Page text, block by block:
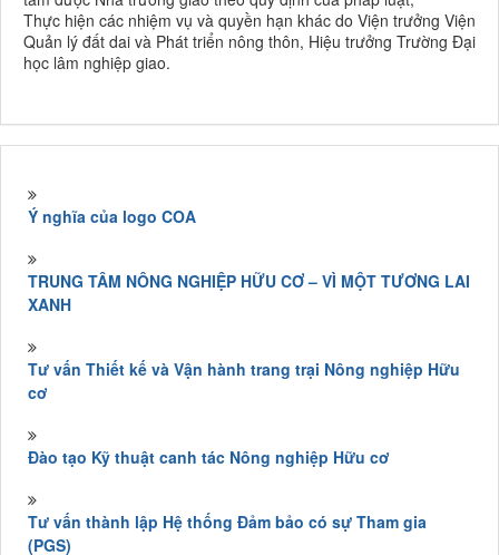
Thực hiện các nhiệm vụ và quyền hạn khác do Viện trưởng Viện
Quản lý đất dai và Phát triển nông thôn, Hiệu trưởng Trường Đại
học lâm nghiệp giao.
Ý nghĩa của logo COA
TRUNG TÂM NÔNG NGHIỆP HỮU CƠ – VÌ MỘT TƯƠNG LAI
XANH
Tư vấn Thiết kế và Vận hành trang trại Nông nghiệp Hữu
cơ
Đào tạo Kỹ thuật canh tác Nông nghiệp Hữu cơ
Tư vấn thành lập Hệ thống Đảm bảo có sự Tham gia
(PGS)